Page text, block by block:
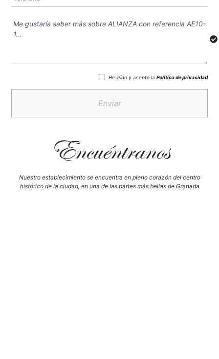
He leído y acepto la Política de privacidad
Enviar
Encuéntranos
Nuestro establecimiento se encuentra en pleno corazón del centro
histórico de la ciudad, en una de las partes más bellas de Granada